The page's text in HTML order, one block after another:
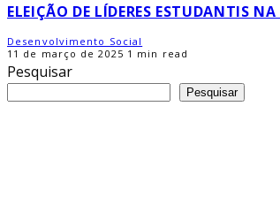
ELEIÇÃO DE LÍDERES ESTUDANTIS
Desenvolvimento Social
11 de março de 2025 1 min read
Pesquisar
Pesquisar